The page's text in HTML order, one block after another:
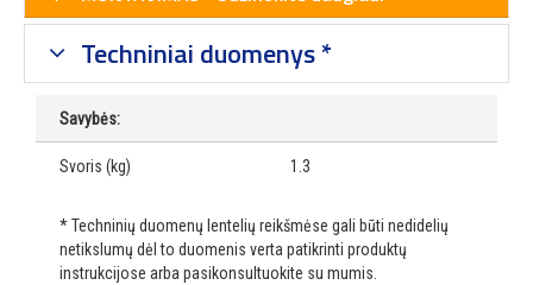
Techniniai duomenys *
Savybės:
Svoris (kg) 1.3
* Techninių duomenų lentelių reikšmėse gali būti nedidelių
netikslumų dėl to duomenis verta patikrinti produktų
instrukcijose arba pasikonsultuokite su mumis.